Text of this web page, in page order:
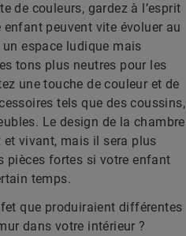
de couleurs, gardez à l’esprit
peuvent vite évoluer au
espace ludique mais
tons plus neutres pour les
une touche de couleur et de
tels que des coussins,
Le design de la chambre
vivant, mais il sera plus
pièces fortes si votre enfant
temps.
que produiraient différentes
dans votre intérieur ?